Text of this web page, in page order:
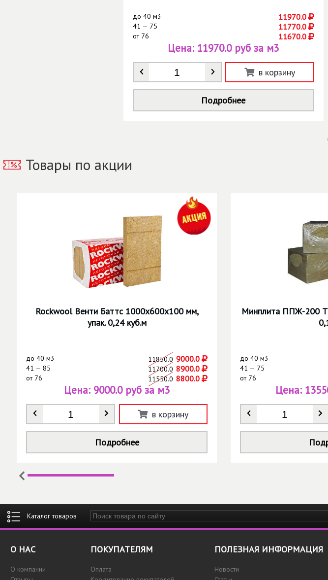
до 40 м3 11970.0
41 — 75 11770.0
от76 11670.0
Количество
Цена: 11970.0 руб за м3
в корзину
Подробнее
Товары по акции
Rockwool Венти Баттс 1000х600х100 мм,
упак. 0,24 куб.м
до 40 м3 11850.0 9000.0
41 — 85 11700.0 8900.0
от76 11550.0 8800.0
Количество
Цена: 9000.0 руб за м3
в корзину
Подробнее
Минплита ППЖ-200
до 40 м3
41 — 75
от76
Количество
Цена:
Введите ключевые слова для поиска
О НАС
О компании
ПОКУПАТЕЛЯМ
Оплата
ПОЛЕЗНАЯ ИНФОРМАЦИЯ
Новости